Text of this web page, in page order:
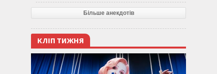
Більше анекдотів
КЛІП ТИЖНЯ